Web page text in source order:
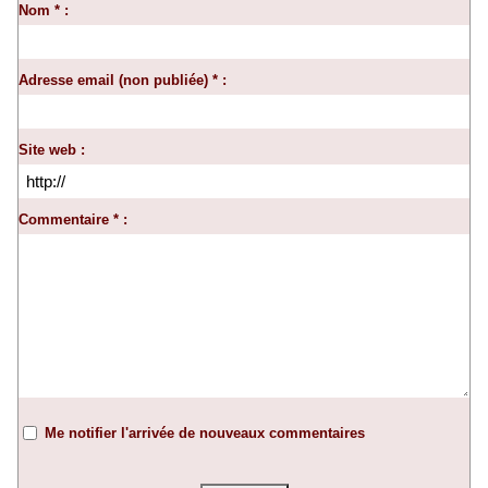
Nom * :
Adresse email (non publiée) * :
Site web :
Commentaire * :
Me notifier l'arrivée de nouveaux commentaires